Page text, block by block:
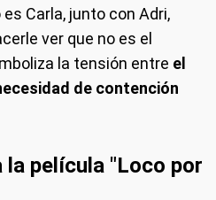
es Carla, junto con Adri,
ver que no es el
la tensión entre el
de contención
la película "Loco por